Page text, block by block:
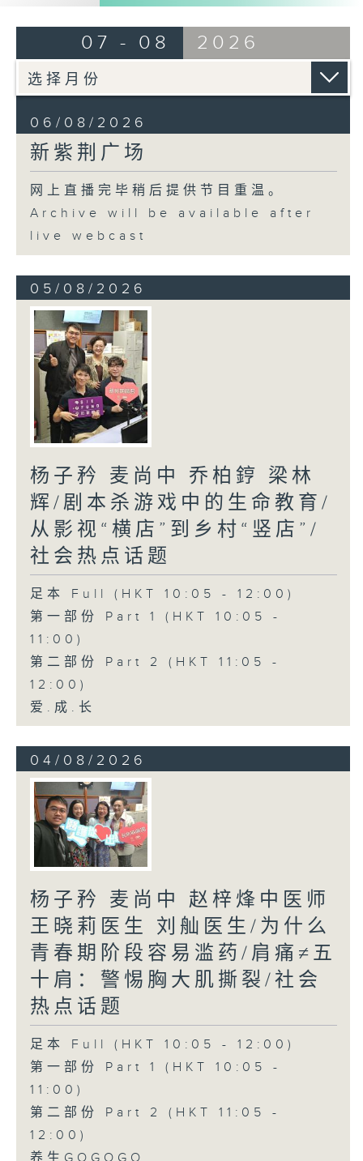
07 - 08 2026
06/08/2026
新紫荆广场
网上直播完毕稍后提供节目重温。
Archive will be available after
live webcast
05/08/2026
杨子矜 麦尚中 乔柏𨧤 梁林
辉/剧本杀游戏中的生命教育/
从影视“横店”到乡村“竖店”/
社会热点话题
足本 Full (HKT 10:05 - 12:00)
第一部份 Part 1 (HKT 10:05 -
11:00)
第二部份 Part 2 (HKT 11:05 -
12:00)
爱.成.长
04/08/2026
杨子矜 麦尚中 赵梓烽中医师
王晓莉医生 刘舢医生/为什么
青春期阶段容易滥药/肩痛≠五
十肩：警惕胸大肌撕裂/社会
热点话题
足本 Full (HKT 10:05 - 12:00)
第一部份 Part 1 (HKT 10:05 -
11:00)
第二部份 Part 2 (HKT 11:05 -
12:00)